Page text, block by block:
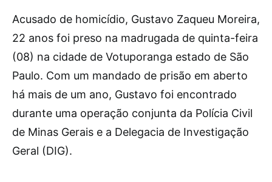
Acusado de homicídio, Gustavo Zaqueu Moreira,
22 anos foi preso na madrugada de quinta-feira
(08) na cidade de Votuporanga estado de São
Paulo. Com um mandado de prisão em aberto
há mais de um ano, Gustavo foi encontrado
durante uma operação conjunta da Polícia Civil
de Minas Gerais e a Delegacia de Investigação
Geral (DIG).